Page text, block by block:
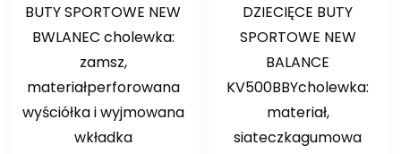
BUTY SPORTOWE NEW
BWLANEC cholewka:
zamsz,
materiałperforowana
wyściółka i wyjmowana
wkładka
DZIECIĘCE BUTY
SPORTOWE NEW
BALANCE
KV500BBYcholewka:
materiał,
siateczkagumowa